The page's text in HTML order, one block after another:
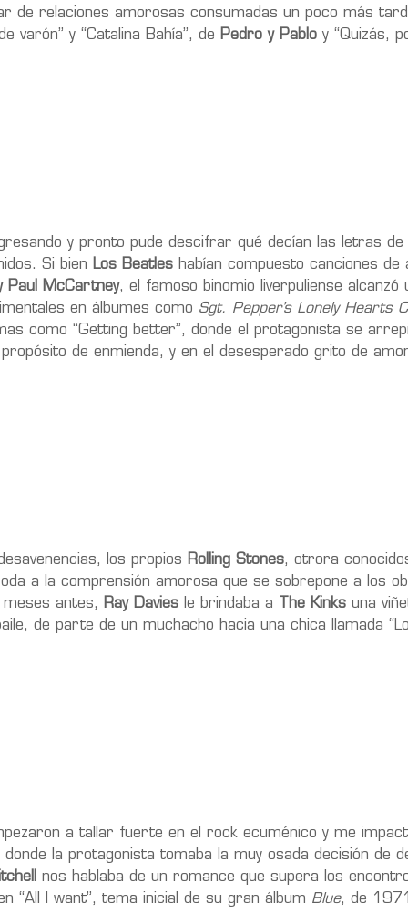
de relaciones amorosas consumadas un poco más
varón” y “Catalina Bahía”, de Pedro y Pablo y “Quizás,
y pronto pude descifrar qué decían las letras de
Si bien Los Beatles habían compuesto canciones de
Paul McCartney, el famoso binomio liverpuliense alcanzó
en álbumes como Sgt. Pepper’s Lonely Hearts
como “Getting better”, donde el protagonista se
de enmienda, y en el desesperado grito de
los propios Rolling Stones, otrora
a la comprensión amorosa que se sobrepone a los
meses antes,
Ray Davies le brindaba a The Kinks una
de parte de un muchacho hacia una chica llamada
a tallar fuerte en el rock ecuménico y me
donde la protagonista tomaba la muy osada decisión de
nos hablaba de un romance que supera los
I want”, tema inicial de su gran álbum Blue, de